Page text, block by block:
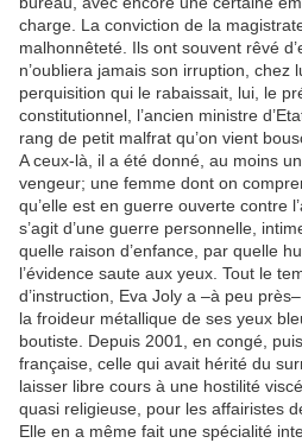
charge. La conviction de la
malhonnêteté. Ils ont souvent rêvé
n’oubliera jamais son irruption, chez
perquisition qui le rabaissait, lui, le
constitutionnel, l’ancien ministre
rang de petit malfrat qu’on vient
A ceux-là, il a été donné, au moins
vengeur; une femme dont on
qu’elle est en guerre ouverte contre
s’agit d’une guerre personnelle,
quelle raison d’enfance, par quelle
l’évidence saute aux yeux. Tout le
d’instruction, Eva Joly a –à peu
la froideur métallique de ses yeux
boutiste. Depuis 2001, en congé,
française, celle qui avait hérité du
laisser libre cours à une hostilité
quasi religieuse, pour les affairistes
Elle en a même fait une spécialité